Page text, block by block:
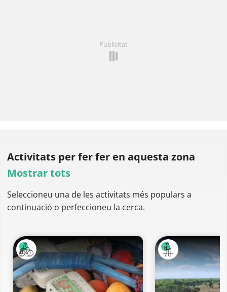
Publicitat
Activitats per ferfer en aquesta zona
Mostrar tots
Seleccioneu una de les activitats més populars a
continuació o perfeccioneu la cerca.